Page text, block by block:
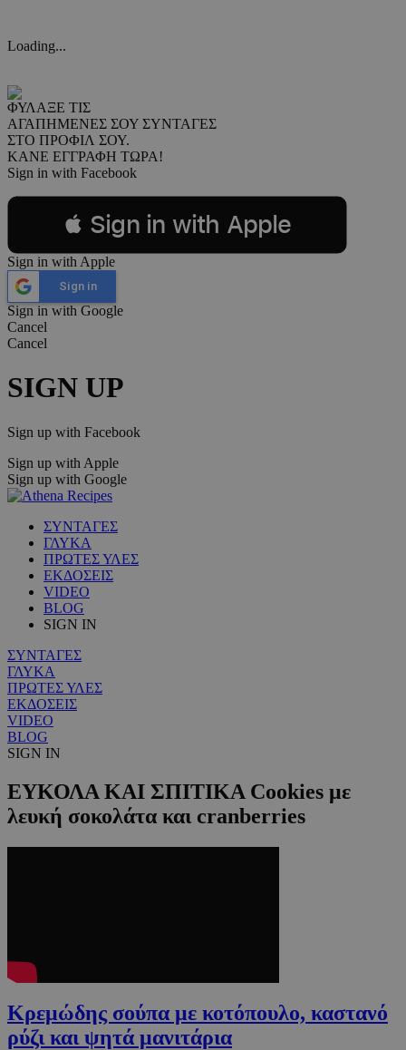
Loading...
ΦΥΛΑΞΕ ΤΙΣ
ΑΓΑΠΗΜΕΝΕΣ ΣΟΥ ΣΥΝΤΑΓΕΣ
ΣΤΟ ΠΡΟΦΙΛ ΣΟΥ.
ΚΑΝΕ ΕΓΓΡΑΦΗ ΤΩΡΑ!
Sign in with Facebook
 Sign in with Apple
Sign in with Apple
Sign in
Sign in with Google
Cancel
Cancel
SIGN UP
Sign up with Facebook
Sign up with Apple
Sign up with Google
ΣΥΝΤΑΓΕΣ
ΓΛΥΚΑ
ΠΡΩΤΕΣ ΥΛΕΣ
ΕΚΔΟΣΕΙΣ
VIDEO
BLOG
SIGN IN
ΣΥΝΤΑΓΕΣ
ΓΛΥΚΑ
ΠΡΩΤΕΣ ΥΛΕΣ
ΕΚΔΟΣΕΙΣ
VIDEO
BLOG
SIGN IN
ΕΥΚΟΛΑ ΚΑΙ ΣΠΙΤΙΚΑ Cookies με
λευκή σοκολάτα και cranberries
Κρεμώδης σούπα με κοτόπουλο, καστανό
ρύζι και ψητά μανιτάρια